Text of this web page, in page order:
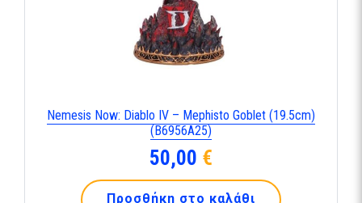
Nemesis Now: Diablo IV – Mephisto Goblet (19.5cm)
(B6956A25)
50,00 €
Προσθήκη στο καλάθι